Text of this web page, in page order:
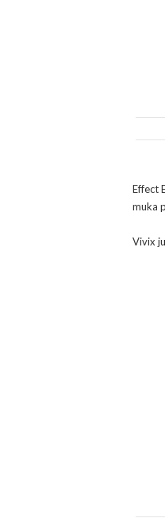
Effect
muka
Vivix